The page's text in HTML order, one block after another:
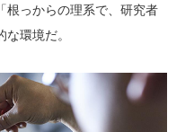
根っからの理系で、研究者
環境だ。